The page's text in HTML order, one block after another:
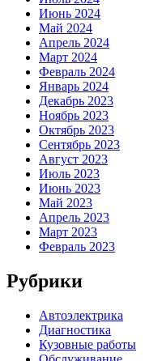
Июнь 2024
Май 2024
Апрель 2024
Март 2024
Февраль 2024
Январь 2024
Декабрь 2023
Ноябрь 2023
Октябрь 2023
Сентябрь 2023
Август 2023
Июль 2023
Июнь 2023
Май 2023
Апрель 2023
Март 2023
Февраль 2023
Рубрики
Автоэлектрика
Диагностика
Кузовные работы